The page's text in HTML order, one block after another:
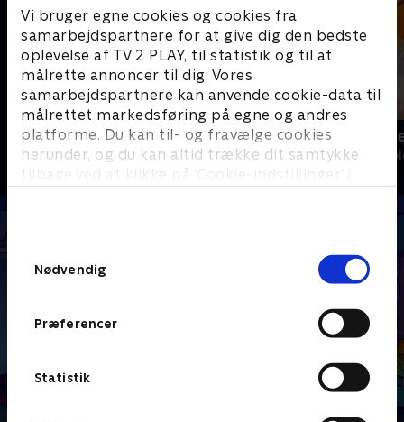
Vi bruger egne cookies og cookies fra
samarbejdspartnere for at give dig den bedste
oplevelse af TV 2 PLAY, til statistik og til at
målrette annoncer til dig. Vores
samarbejdspartnere kan anvende cookie-data til
målrettet markedsføring på egne og andres
platforme. Du kan til- og fravælge cookies
herunder, og du kan altid trække dit samtykke
tilbage ved at klikke på ’Cookie-indstillinger’ i
Nødvendig
Præferencer
Statistik
Fra klaphat til klassefest
Børne-underholdning • 1 sæsoner
Katrine
Børne-